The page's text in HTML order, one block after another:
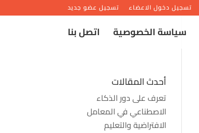
تسجيل دخول الاعضاء تسجيل عضو جديد
سياسة الخصوصية اتصل بنا
أحدث المقالات
تعرف على دور الذكاء
الاصطناعي في المعامل
الافتراضية والتعليم